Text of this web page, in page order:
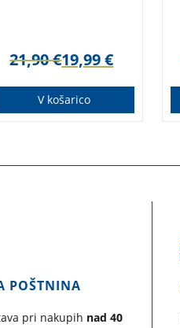
21,90€19,99€
V košarico
POŠTNINA
pri nakupih nad 40